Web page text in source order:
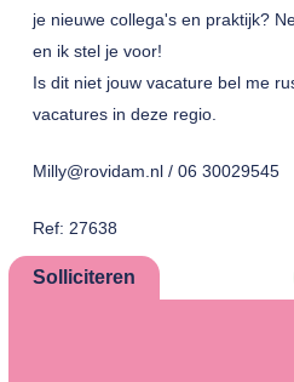
je nieuwe collega's en praktijk?
en ik stel je voor!
Is dit niet jouw vacature bel me
vacatures in deze regio.
Milly@rovidam.nl / 06 30029545
Ref: 27638
Solliciteren